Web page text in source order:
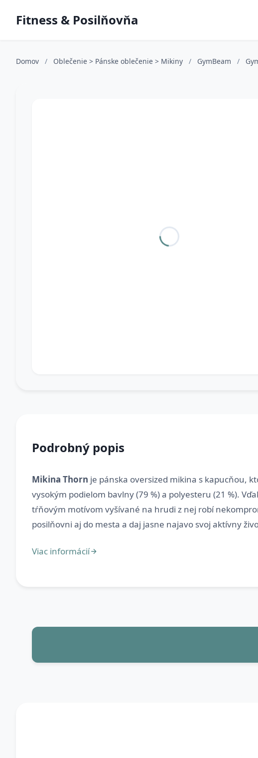
Fitness & Posilňovňa
Domov / Oblečenie > Pánske oblečenie > Mikiny / GymBeam /
Podrobný popis
Mikina Thorn je pánska oversized mikina s kapucňou,
vysokým podielom bavlny (79 %) a polyesteru (21 %).
tŕňovým motívom vyšívané na hrudi z nej robí